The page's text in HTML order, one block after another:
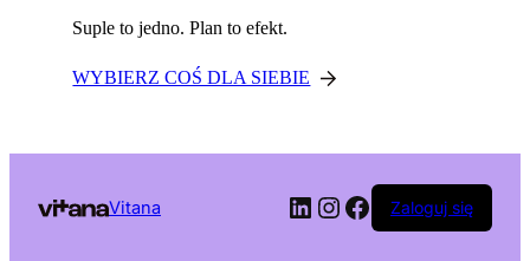
Suple to jedno. Plan to efekt.
WYBIERZ COŚ DLA SIEBIE
Vitana LinkedIn
Instagram
Facebook
Zaloguj się